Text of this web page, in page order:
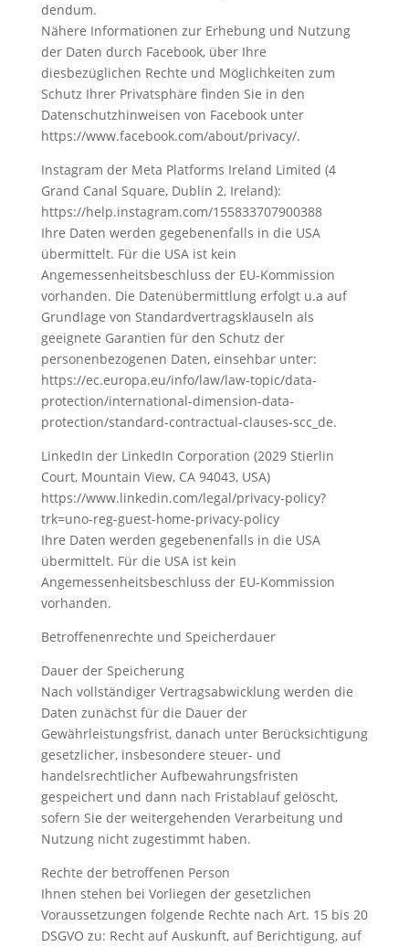
dendum.
Nähere Informationen zur Erhebung und Nutzung
der Daten durch Facebook, über Ihre
diesbezüglichen Rechte und Möglichkeiten zum
Schutz Ihrer Privatsphäre finden Sie in den
Datenschutzhinweisen von Facebook unter
https://www.facebook.com/about/privacy/.
Instagram der Meta Platforms Ireland Limited (4
Grand Canal Square, Dublin 2, Ireland):
https://help.instagram.com/155833707900388
Ihre Daten werden gegebenenfalls in die USA
übermittelt. Für die USA ist kein
Angemessenheitsbeschluss der EU-Kommission
vorhanden. Die Datenübermittlung erfolgt u.a auf
Grundlage von Standardvertragsklauseln als
geeignete Garantien für den Schutz der
personenbezogenen Daten, einsehbar unter:
https://ec.europa.eu/info/law/law-topic/data-
protection/international-dimension-data-
protection/standard-contractual-clauses-scc_de.
LinkedIn der LinkedIn Corporation (2029 Stierlin
Court, Mountain View, CA 94043, USA)
https://www.linkedin.com/legal/privacy-policy?
trk=uno-reg-guest-home-privacy-policy
Ihre Daten werden gegebenenfalls in die USA
übermittelt. Für die USA ist kein
Angemessenheitsbeschluss der EU-Kommission
vorhanden.
Betroffenenrechte und Speicherdauer
Dauer der Speicherung
Nach vollständiger Vertragsabwicklung werden die
Daten zunächst für die Dauer der
Gewährleistungsfrist, danach unter Berücksichtigung
gesetzlicher, insbesondere steuer- und
handelsrechtlicher Aufbewahrungsfristen
gespeichert und dann nach Fristablauf gelöscht,
sofern Sie der weitergehenden Verarbeitung und
Nutzung nicht zugestimmt haben.
Rechte der betroffenen Person
Ihnen stehen bei Vorliegen der gesetzlichen
Voraussetzungen folgende Rechte nach Art. 15 bis 20
DSGVO zu: Recht auf Auskunft, auf Berichtigung, auf